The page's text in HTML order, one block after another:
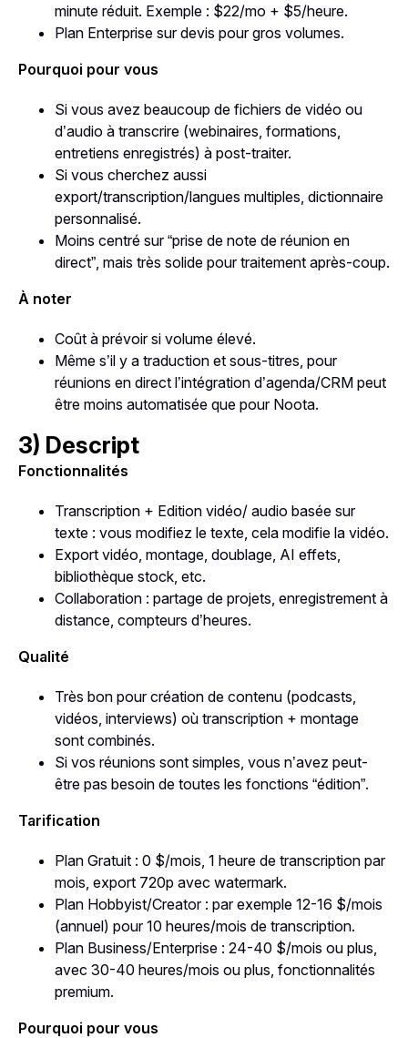
minute réduit. Exemple : $22/mo + $5/heure.
Plan Enterprise sur devis pour gros volumes.
Pourquoi pour vous
Si vous avez beaucoup de fichiers de vidéo ou
d’audio à transcrire (webinaires, formations,
entretiens enregistrés) à post-traiter.
Si vous cherchez aussi
export/transcription/langues multiples, dictionnaire
personnalisé.
Moins centré sur “prise de note de réunion en
direct”, mais très solide pour traitement après-coup.
À noter
Coût à prévoir si volume élevé.
Même s’il y a traduction et sous-titres, pour
réunions en direct l’intégration d’agenda/CRM peut
être moins automatisée que pour Noota.
3) Descript
Fonctionnalités
Transcription + Edition vidéo/ audio basée sur
texte : vous modifiez le texte, cela modifie la vidéo.
Export vidéo, montage, doublage, AI effets,
bibliothèque stock, etc.
Collaboration : partage de projets, enregistrement à
distance, compteurs d’heures.
Qualité
Très bon pour création de contenu (podcasts,
vidéos, interviews) où transcription + montage
sont combinés.
Si vos réunions sont simples, vous n’avez peut-
être pas besoin de toutes les fonctions “édition”.
Tarification
Plan Gratuit : 0 $/mois, 1 heure de transcription par
mois, export 720p avec watermark.
Plan Hobbyist/Creator : par exemple 12-16 $/mois
(annuel) pour 10 heures/mois de transcription.
Plan Business/Enterprise : 24-40 $/mois ou plus,
avec 30-40 heures/mois ou plus, fonctionnalités
premium.
Pourquoi pour vous